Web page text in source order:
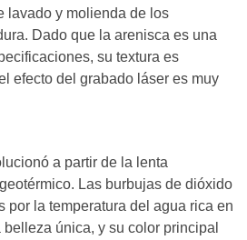
lavado y molienda de los
Dado que la arenisca es una
su textura es
efecto del grabado láser es muy
a partir de la lenta
Las burbujas de dióxido
por la temperatura del agua rica en
única, y su color principal